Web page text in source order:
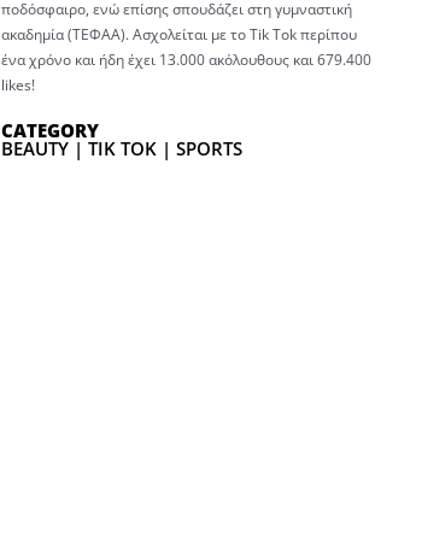
ποδόσφαιρο, ενώ επίσης σπουδάζει στη γυμναστική
ακαδημία (ΤΕΦΑΑ). Ασχολείται με το Tik Τok περίπου
ένα χρόνο και ήδη έχει 13.000 ακόλουθους και 679.400
likes!
CATEGORY
BEAUTY | TIK TOK | SPORTS